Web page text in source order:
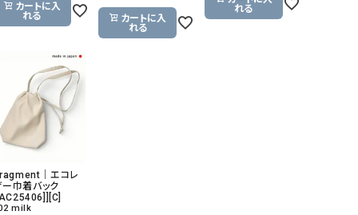
カートに入
れる
カートに入
れる
れる
｜エコレ
ー巾着バック
milk